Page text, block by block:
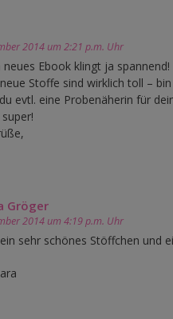
2014 um 2:21 p.m. Uhr
neues Ebook klingt ja spannend!
Stoffe sind wirklich toll –
evtl. eine Probenäherin für
Gröger
2014 um 4:19 p.m. Uhr
sehr schönes Stöffchen und